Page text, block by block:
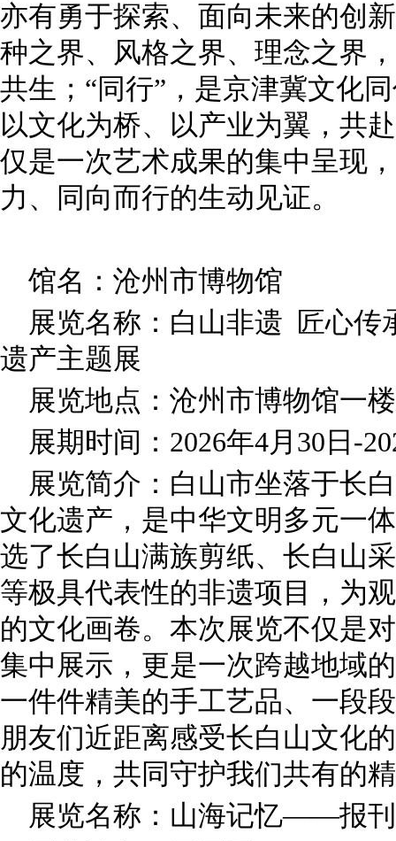
亦有勇于探索、面向未来的创
种之界、风格之界、理念之界
共生；“同行”，是京津冀文化
以文化为桥、以产业为翼，共
仅是一次艺术成果的集中呈现
力、同向而行的生动见证。
馆名：沧州市博物馆
展览名称：白山非遗 匠心
遗产主题展
展览地点：沧州市博物馆一
展期时间：2026年4月30日-
展览简介：白山市坐落于长
文化遗产，是中华文明多元一
选了长白山满族剪纸、长白山
等极具代表性的非遗项目，为
的文化画卷。本次展览不仅是
集中展示，更是一次跨越地域
一件件精美的手工艺品、一段
朋友们近距离感受长白山文化
的温度，共同守护我们共有的
展览名称：山海记忆——报